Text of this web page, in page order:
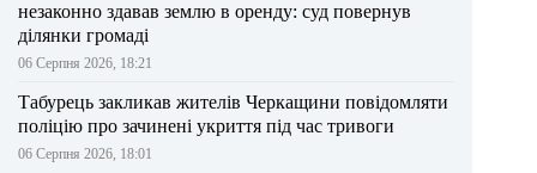
незаконно здавав землю в оренду: суд повернув
ділянки громаді
06 Серпня 2026, 18:21
Табурець закликав жителів Черкащини повідомляти
поліцію про зачинені укриття під час тривоги
06 Серпня 2026, 18:01